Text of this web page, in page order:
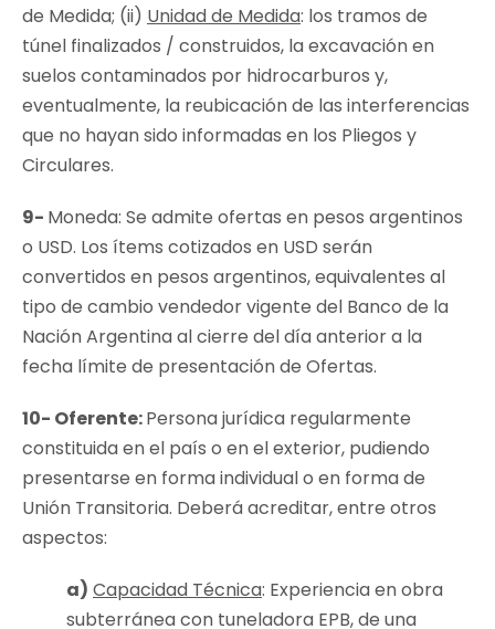
de Medida; (ii) Unidad de Medida: los tramos de
túnel finalizados / construidos, la excavación en
suelos contaminados por hidrocarburos y,
eventualmente, la reubicación de las interferencias
que no hayan sido informadas en los Pliegos y
Circulares.
9- Moneda: Se admite ofertas en pesos argentinos
o USD. Los ítems cotizados en USD serán
convertidos en pesos argentinos, equivalentes al
tipo de cambio vendedor vigente del Banco de la
Nación Argentina al cierre del día anterior a la
fecha límite de presentación de Ofertas.
10- Oferente:Persona jurídica regularmente
constituida en el país o en el exterior, pudiendo
presentarse en forma individual o en forma de
Unión Transitoria. Deberá acreditar, entre otros
aspectos:
a) Capacidad Técnica: Experiencia en obra
subterránea con tuneladora EPB, de una